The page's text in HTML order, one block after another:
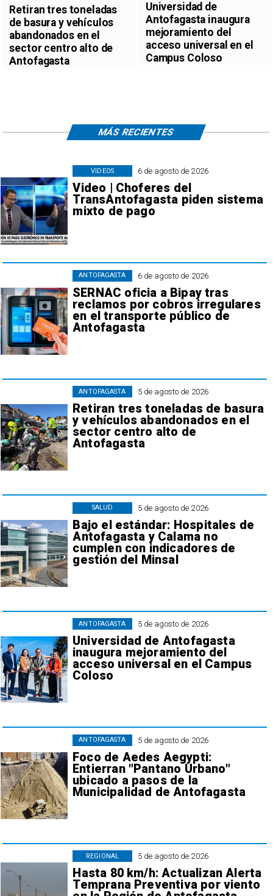
Retiran tres toneladas
de basura y vehículos
abandonados en el
sector centro alto de
Antofagasta
Universidad de
Antofagasta inaugura
mejoramiento del
acceso universal en el
Campus Coloso
6 de agosto de 2026
Video | Choferes del
TransAntofagasta piden sistema
mixto de pago
VIDEOS
6 de agosto de 2026
SERNAC oficia a Bipay tras
reclamos por cobros irregulares
en el transporte público de
Antofagasta
ANTOFAGASTA
5 de agosto de 2026
Retiran tres toneladas de basura
y vehículos abandonados en el
sector centro alto de
Antofagasta
ANTOFAGASTA
5 de agosto de 2026
Bajo el estándar: Hospitales de
Antofagasta y Calama no
cumplen con indicadores de
gestión del Minsal
SALUD
5 de agosto de 2026
Universidad de Antofagasta
inaugura mejoramiento del
acceso universal en el Campus
Coloso
ANTOFAGASTA
5 de agosto de 2026
Foco de Aedes Aegypti:
Entierran "Pantano Urbano"
ubicado a pasos de la
Municipalidad de Antofagasta
ANTOFAGASTA
5 de agosto de 2026
Hasta 80 km/h: Actualizan Alerta
Temprana Preventiva por viento
REGIONAL
MÁS RECIENTES